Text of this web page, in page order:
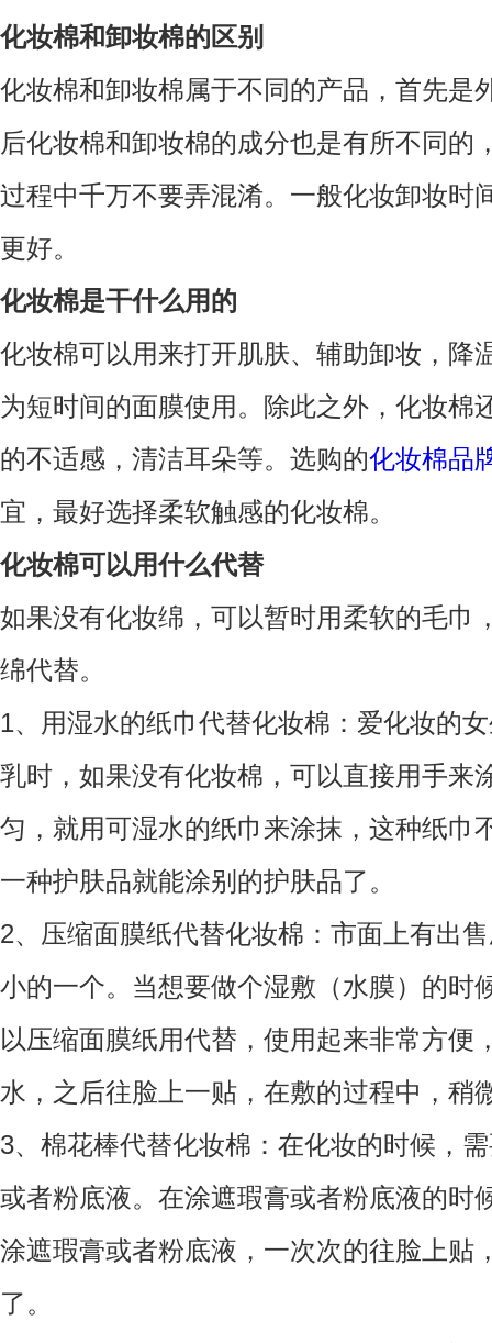
化妆棉和卸妆棉的区别
化妆棉和卸妆棉属于不同的产品，首先是
后化妆棉和卸妆棉的成分也是有所不同的
过程中千万不要弄混淆。一般化妆卸妆时
更好。
化妆棉是干什么用的
化妆棉可以用来打开肌肤、辅助卸妆，降
为短时间的面膜使用。除此之外，化妆棉
的不适感，清洁耳朵等。选购的化妆棉品
宜，最好选择柔软触感的化妆棉。
化妆棉可以用什么代替
如果没有化妆绵，可以暂时用柔软的毛巾
绵代替。
1、用湿水的纸巾代替化妆棉：爱化妆的
乳时，如果没有化妆棉，可以直接用手来
匀，就用可湿水的纸巾来涂抹，这种纸巾
一种护肤品就能涂别的护肤品了。
2、压缩面膜纸代替化妆棉：市面上有出
小的一个。当想要做个湿敷（水膜）的时
以压缩面膜纸用代替，使用起来非常方便
水，之后往脸上一贴，在敷的过程中，稍
3、棉花棒代替化妆棉：在化妆的时候，
或者粉底液。在涂遮瑕膏或者粉底液的时
涂遮瑕膏或者粉底液，一次次的往脸上贴
了。